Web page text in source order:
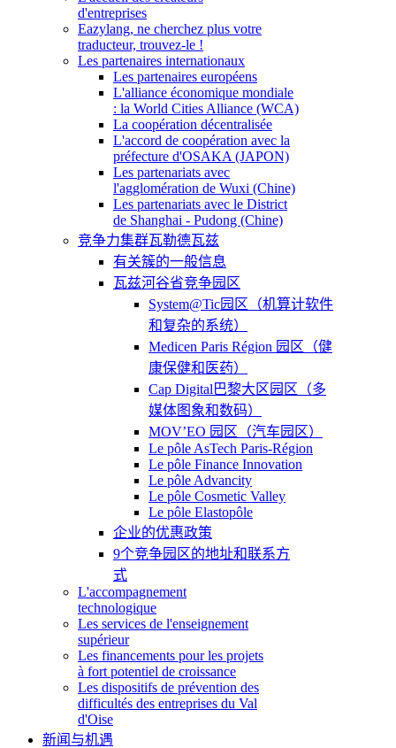
d'entreprises
Eazylang, ne cherchez plus votre
traducteur, trouvez-le !
Les partenaires internationaux
Les partenaires européens
L'alliance économique mondiale
: la World Cities Alliance (WCA)
La coopération décentralisée
L'accord de coopération avec la
préfecture d'OSAKA (JAPON)
Les partenariats avec
l'agglomération de Wuxi (Chine)
Les partenariats avec le District
de Shanghai - Pudong (Chine)
竞争力集群瓦勒德瓦兹
有关簇的一般信息
瓦兹河谷省竞争园区
System@Tic园区（机算计软件
和复杂的系统）
Medicen Paris Région 园区（健
康保健和医药）
Cap Digital巴黎大区园区（多
媒体图象和数码）
MOV’EO 园区（汽车园区）
Le pôle AsTech Paris-Région
Le pôle Finance Innovation
Le pôle Advancity
Le pôle Cosmetic Valley
Le pôle Elastopôle
企业的优惠政策
9个竞争园区的地址和联系方
式
L'accompagnement
technologique
Les services de l'enseignement
supérieur
Les financements pour les projets
à fort potentiel de croissance
Les dispositifs de prévention des
difficultés des entreprises du Val
d'Oise
新闻与机遇